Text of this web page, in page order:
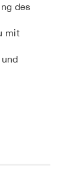
des
mit